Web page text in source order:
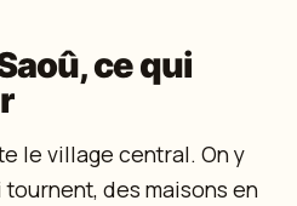
ce qui
le village central. On y
des maisons en